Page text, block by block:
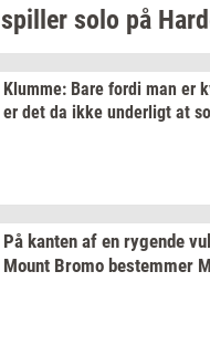
spil­ler solo på
Klum­me: Bare fordi man er
er det da ikke un­der­ligt at
På kan­ten af en ry­gen­de
Mount Bromo be­stem­mer